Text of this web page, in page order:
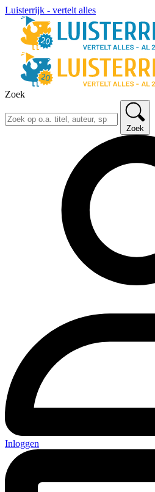
Luisterrijk - vertelt alles
Zoek
Zoek
Inloggen